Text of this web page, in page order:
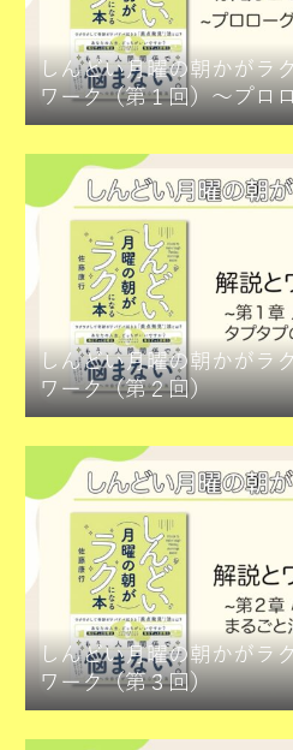
しんどい月曜の朝かが
ワーク（第１回）～プロ
イズ～
しんどい月曜の朝かが
ワーク（第２回）
しんどい月曜の朝かが
ワーク（第３回）